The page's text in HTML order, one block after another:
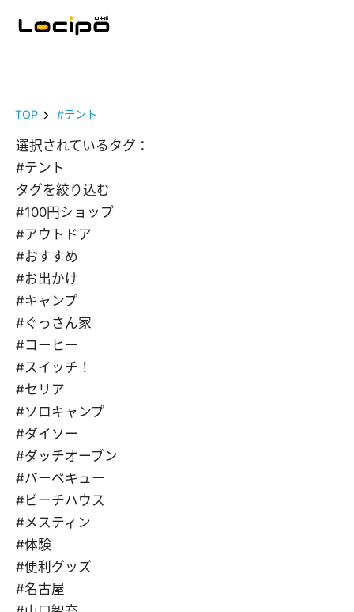
TOP #テント
選択されているタグ：
#テント
タグを絞り込む
#100円ショップ
#アウトドア
#おすすめ
#お出かけ
#キャンプ
#ぐっさん家
#コーヒー
#スイッチ！
#セリア
#ソロキャンプ
#ダイソー
#ダッチオーブン
#バーベキュー
#ビーチハウス
#メスティン
#体験
#便利グッズ
#名古屋